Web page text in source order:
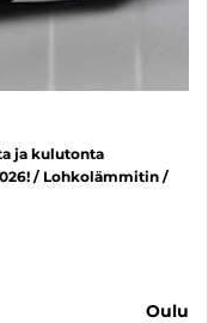
ja kulutonta
/ Lohkolämmitin /
oulu